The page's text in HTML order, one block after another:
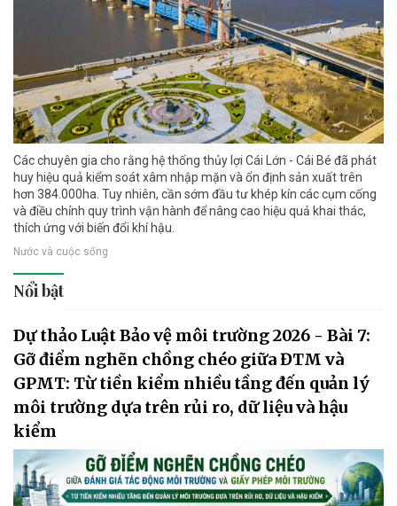
Các chuyên gia cho rằng hệ thống thủy lợi Cái Lớn - Cái Bé đã phát
huy hiệu quả kiểm soát xâm nhập mặn và ổn định sản xuất trên
hơn 384.000ha. Tuy nhiên, cần sớm đầu tư khép kín các cụm cống
và điều chỉnh quy trình vận hành để nâng cao hiệu quả khai thác,
thích ứng với biến đổi khí hậu.
Nước và cuộc sống
Nổi bật
Dự thảo Luật Bảo vệ môi trường 2026 - Bài 7:
Gỡ điểm nghẽn chồng chéo giữa ĐTM và
GPMT: Từ tiền kiểm nhiều tầng đến quản lý
môi trường dựa trên rủi ro, dữ liệu và hậu
kiểm